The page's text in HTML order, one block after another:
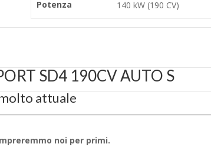
Potenza 140 kW (190 CV)
SD4 190CV AUTO S
attuale
noi per primi.